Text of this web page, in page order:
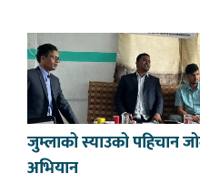
जुम्लाको स्याउको पहिचान
अभियान